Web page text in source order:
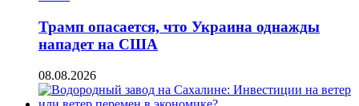
Трамп опасается, что Украина однажды
нападет на США
08.08.2026